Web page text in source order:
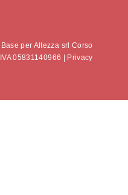
per Altezza srl Corso
05831140966 | Privacy